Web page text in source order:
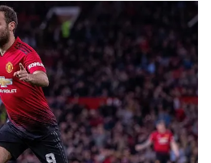
Infographic
Shorts video
VTV Thể thao
Bất động sản